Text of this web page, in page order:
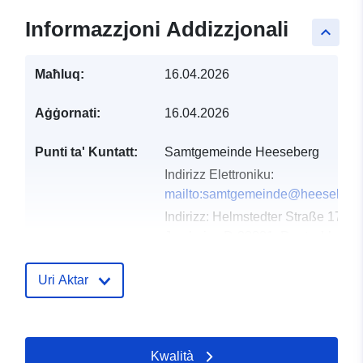
keyboard_arrow_up
Informazzjoni Addizzjonali
Maħluq: 16.04.2026
Aġġornati: 16.04.2026
Punti ta' Kuntatt:
Samtgemeinde Heeseberg
Indirizz Elettroniku:
Indirizz: Helmstedter Straße 17,
Katalgu:
02 May 2026
Uri Aktar
Kwalità